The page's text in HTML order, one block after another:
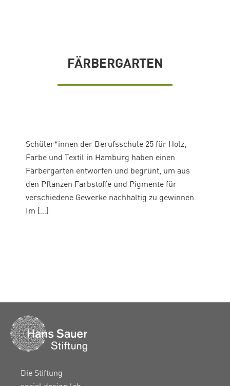
FÄRBERGARTEN
Schüler*innen der Berufsschule 25 für Holz,
Farbe und Textil in Hamburg haben einen
Färbergarten entworfen und begrünt, um aus
den Pflanzen Farbstoffe und Pigmente für
verschiedene Gewerke nachhaltig zu gewinnen.
Im […]
Die Stiftung